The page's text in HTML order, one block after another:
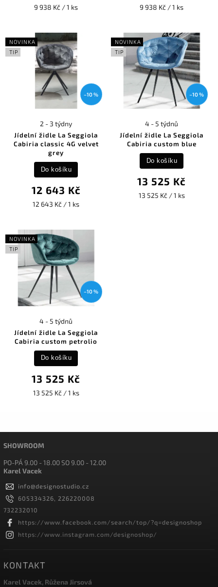
9 938 Kč / 1 ks 9 938 Kč / 1 ks
NOVINKA
TIP
–10 %
Jídelní židle La Seggiola
Cabiria classic 4G velvet
grey
2 - 3 týdny
12 643 Kč
12 643 Kč / 1 ks
Do košíku
NOVINKA
TIP
–10 %
Jídelní židle La Seggiola
Cabiria custom blue
4 - 5 týdnů
13 525 Kč
13 525 Kč / 1 ks
Do košíku
NOVINKA
TIP
–10 %
Jídelní židle La Seggiola
Cabiria custom petrolio
4 - 5 týdnů
13 525 Kč
13 525 Kč / 1 ks
Do košíku
SHOWROOM
PO-PÁ 9.00 - 18.00 SO 9.00 - 12.00
Karel Vacek
info@designostudio.cz
605334326, 226220008
732232010
https://www.facebook.com/search/top/?q=designoshop
https://www.instagram.com/designoshop/
KONTAKT
Karel Vacek, Růžena Jirsová